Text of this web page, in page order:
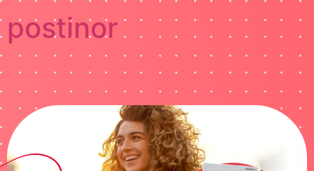
postinor